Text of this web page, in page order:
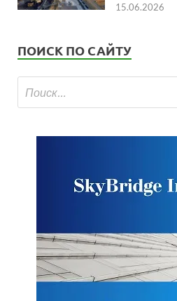
15.06.2026
ПОИСК ПО САЙТУ